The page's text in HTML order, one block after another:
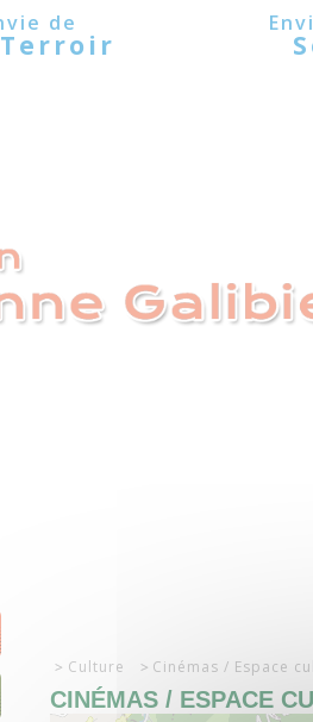
Terroir
Culture Cinémas / Espace
CINÉMAS / ESPACE